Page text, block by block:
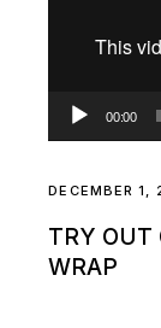
00:00
DECEMBER 1,
TRY OUT
WRAP